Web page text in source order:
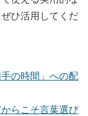
ひ活用してくだ
の時間」への配
らこそ言葉選び